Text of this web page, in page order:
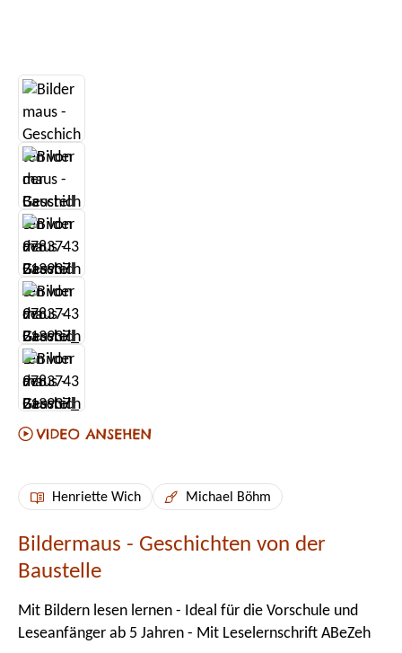
Henriette Wich Michael Böhm
Bildermaus - Geschichten von der
Baustelle
Mit Bildern lesen lernen - Ideal für die Vorschule und
Leseanfänger ab 5 Jahren - Mit Leselernschrift ABeZeh